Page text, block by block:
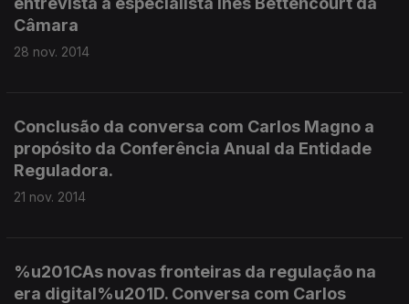
Câmara
28 nov. 2014
Conclusão da conversa com Carlos Magno a
propósito da Conferência Anual da Entidade
Reguladora.
21 nov. 2014
%u201CAs novas fronteiras da regulação na
era digital%u201D. Conversa com Carlos